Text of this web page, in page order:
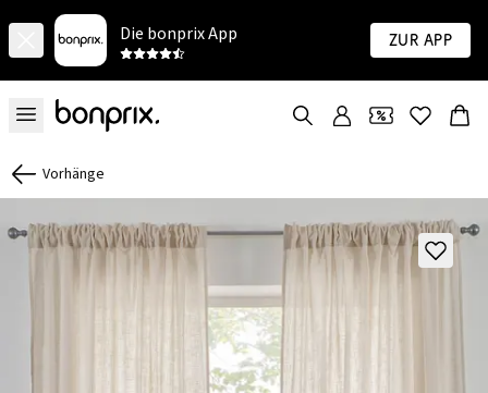
Die bonprix App Zur App
Vorhänge